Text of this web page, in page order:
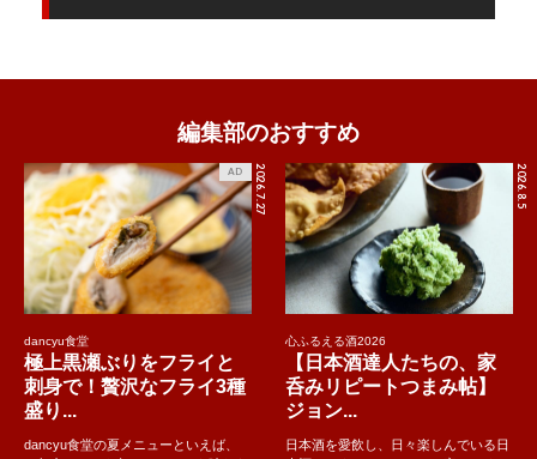
編集部のおすすめ
2026.7.27
AD
dancyu食堂
極上黒瀬ぶりをフライと
刺身で！贅沢なフライ3種
盛り...
dancyu食堂の夏メニューといえば、
2026.8.5
心ふるえる酒2026
【日本酒達人たちの、家
呑みリピートつまみ帖】
ジョン...
日本酒を愛飲し、日々楽しんでいる日